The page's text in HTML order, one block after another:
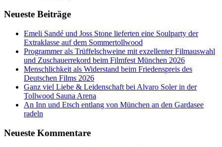
Neueste Beiträge
Emeli Sandé und Joss Stone lieferten eine Soulparty der
Extraklasse auf dem Sommertollwood
Programmer als Trüffelschweine mit exzellenter Filmauswahl
und Zuschauerrekord beim Filmfest München 2026
Menschlichkeit als Widerstand beim Friedenspreis des
Deutschen Films 2026
Ganz viel Liebe & Leidenschaft bei Alvaro Soler in der
Tollwood Sauna Arena
An Inn und Etsch entlang von München an den Gardasee
radeln
Neueste Kommentare